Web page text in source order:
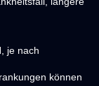
, je nach
können